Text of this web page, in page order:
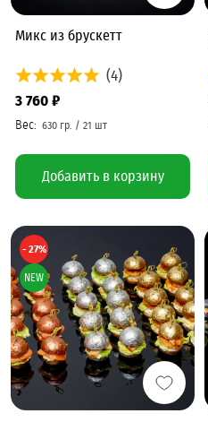
Микс из брускетт
(4)
3 760 ₽
Добавить в корзину
- 27%
NEW